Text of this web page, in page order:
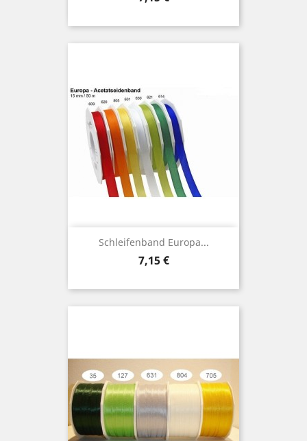
Schleifenband Europa...
Preis
7,15 €